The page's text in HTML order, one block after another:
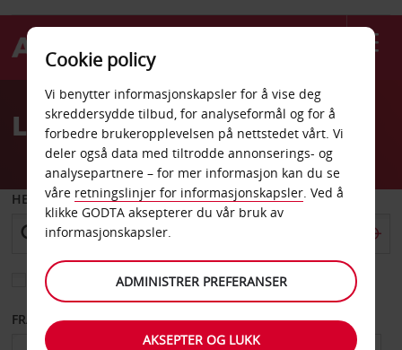
Welcome
AvisLeiebil Bærum sentrum
HENT FRA
Velg et annet leveringssted
FRA DATO TIL DATO
Cookie policy
Vi benytter informasjonskapsler for å vise deg
skreddersydde tilbud, for analyseformål og for å
forbedre brukeropplevelsen på nettstedet vårt. Vi
deler også data med tiltrodde annonserings- og
analysepartnere – for mer informasjon kan du se
våre retningslinjer for informasjonskapsler. Ved å
klikke GODTA aksepterer du vår bruk av
informasjonskapsler.
ADMINISTRER PREFERANSER
AKSEPTER OG LUKK